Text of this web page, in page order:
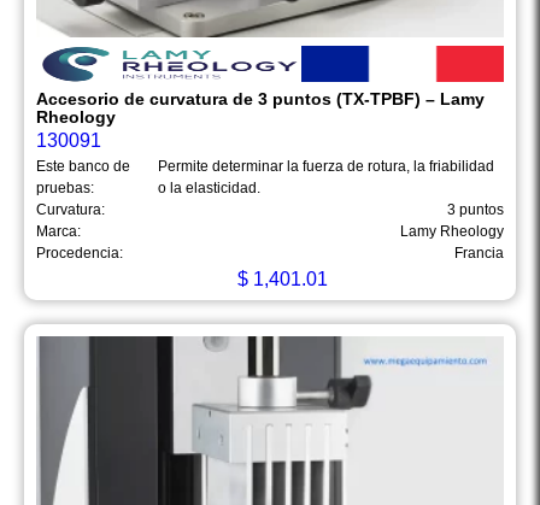
Accesorio de curvatura de 3 puntos (TX-TPBF) – Lamy
Rheology
130091
Este banco de
pruebas:
Permite determinar la fuerza de rotura, la friabilidad
o la elasticidad.
Curvatura:
3 puntos
Marca:
Lamy Rheology
Procedencia:
Francia
$1,401.01